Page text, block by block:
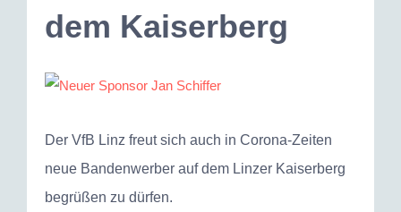
dem Kaiserberg
Zeige
Bild
Der VfB Linz freut sich auch in Corona-Zeiten
neue Bandenwerber auf dem Linzer Kaiserberg
begrüßen zu dürfen.